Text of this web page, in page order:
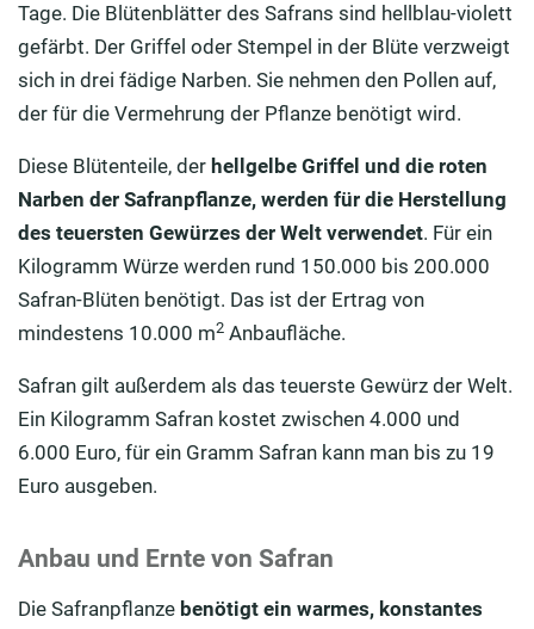
Tage. Die Blütenblätter des Safrans sind hellblau-violett
gefärbt. Der Griffel oder Stempel in der Blüte verzweigt
sich in drei fädige Narben. Sie nehmen den Pollen auf,
der für die Vermehrung der Pflanze benötigt wird.
Diese Blütenteile, der hellgelbe Griffel und die roten
Narben der Safranpflanze, werden für die Herstellung
des teuersten Gewürzes der Welt verwendet. Für ein
Kilogramm Würze werden rund 150.000 bis 200.000
Safran-Blüten benötigt. Das ist der Ertrag von
mindestens 10.000 m2 Anbaufläche.
Safran gilt außerdem als das teuerste Gewürz der Welt.
Ein Kilogramm Safran kostet zwischen 4.000 und
6.000 Euro, für ein Gramm Safran kann man bis zu 19
Euro ausgeben.
Anbau und Ernte von Safran
Die Safranpflanze benötigt ein warmes, konstantes